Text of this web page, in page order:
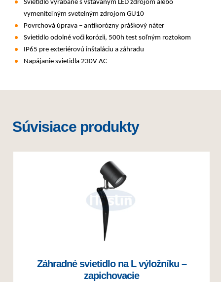
Svietidlo vyrábané s vstavaným LED zdrojom alebo
vymeniteľným svetelným zdrojom GU10
Povrchová úprava – antikorózny práškový náter
Svietidlo odolné voči korózii, 500h test soľným roztokom
IP65 pre exteriérovú inštaláciu a záhradu
Napájanie svietidla 230V AC
Súvisiace produkty
Záhradné svietidlo na L výložníku –
zapichovacie